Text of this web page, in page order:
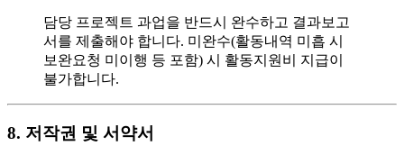
담당 프로젝트 과업을 반드시 완수하고 결과보고
서를 제출해야 합니다. 미완수(활동내역 미흡 시
보완요청 미이행 등 포함) 시 활동지원비 지급이
불가합니다.
8. 저작권 및 서약서